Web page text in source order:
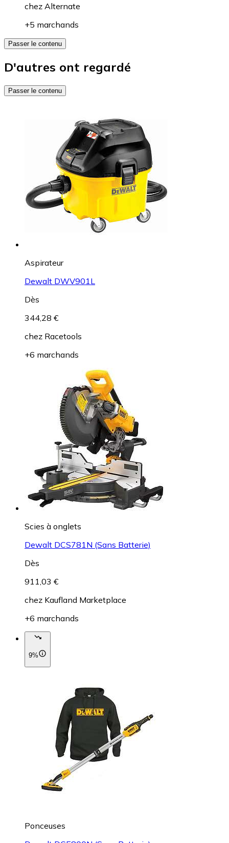
chez Alternate
+5 marchands
Passer le contenu
D'autres ont regardé
Passer le contenu
Aspirateur
Dewalt DWV901L
Dès
344,28 €
chez Racetools
+6 marchands
Scies à onglets
Dewalt DCS781N (Sans Batterie)
Dès
911,03 €
chez Kaufland Marketplace
+6 marchands
9%
Ponceuses